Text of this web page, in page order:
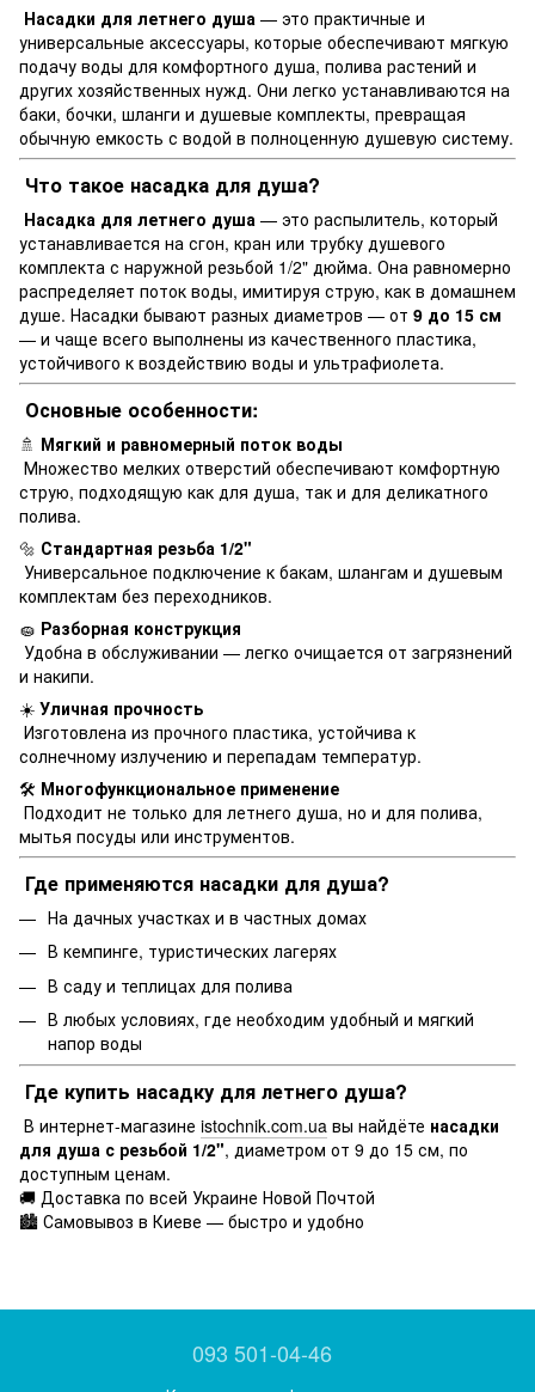
Насадки для летнего душа — это практичные и
универсальные аксессуары, которые обеспечивают мягкую
подачу воды для комфортного душа, полива растений и
других хозяйственных нужд. Они легко устанавливаются на
баки, бочки, шланги и душевые комплекты, превращая
обычную емкость с водой в полноценную душевую систему.
Что такое насадка для душа?
Насадка для летнего душа — это распылитель, который
устанавливается на сгон, кран или трубку душевого
комплекта с наружной резьбой 1/2" дюйма. Она равномерно
распределяет поток воды, имитируя струю, как в домашнем
душе. Насадки бывают разных диаметров — от 9 до 15 см
— и чаще всего выполнены из качественного пластика,
устойчивого к воздействию воды и ультрафиолета.
Основные особенности:
🚿 Мягкий и равномерный поток воды
Множество мелких отверстий обеспечивают комфортную
струю, подходящую как для душа, так и для деликатного
полива.
🔩 Стандартная резьба 1/2"
Универсальное подключение к бакам, шлангам и душевым
комплектам без переходников.
🧽 Разборная конструкция
Удобна в обслуживании — легко очищается от загрязнений
и накипи.
☀️ Уличная прочность
Изготовлена из прочного пластика, устойчива к
солнечному излучению и перепадам температур.
🛠 Многофункциональное применение
Подходит не только для летнего душа, но и для полива,
мытья посуды или инструментов.
Где применяются насадки для душа?
На дачных участках и в частных домах
В кемпинге, туристических лагерях
В саду и теплицах для полива
В любых условиях, где необходим удобный и мягкий
напор воды
Где купить насадку для летнего душа?
В интернет-магазине istochnik.com.ua вы найдёте насадки
для душа с резьбой 1/2", диаметром от 9 до 15 см, по
доступным ценам.
🚚 Доставка по всей Украине Новой Почтой
🏙 Самовывоз в Киеве — быстро и удобно
093 501-04-46